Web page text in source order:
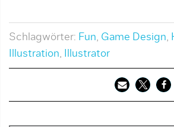
Schlagwörter: Fun, Game Design,
Illustration, Illustrator